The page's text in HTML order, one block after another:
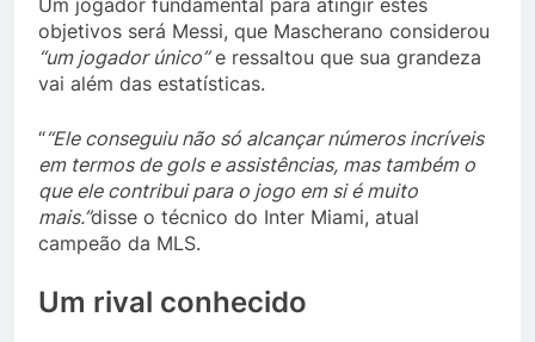
objetivos será Messi, que Mascherano considerou
“um jogador único”e ressaltou que sua grandeza
vai além das estatísticas.
““Ele conseguiu não só alcançar números incríveis
em termos de gols e assistências, mas também o
que ele contribui para o jogo em si é muito
mais.”disse o técnico do Inter Miami, atual
campeão da MLS.
Um rival conhecido